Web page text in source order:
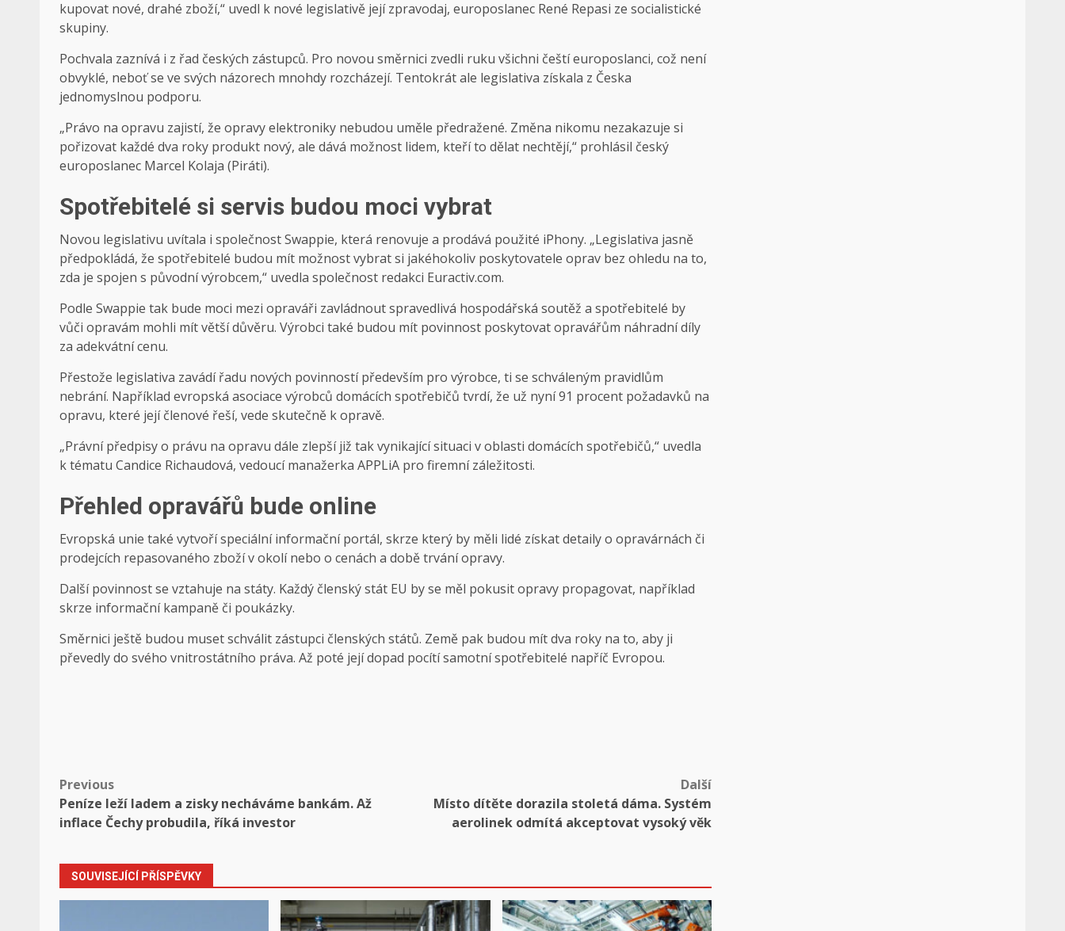
kupovat nové, drahé zboží,“ uvedl k nové legislativě její zpravodaj, europoslanec René Repasi ze socialistické
skupiny.
Pochvala zaznívá i z řad českých zástupců. Pro novou směrnici zvedli ruku všichni čeští europoslanci, což není
obvyklé, neboť se ve svých názorech mnohdy rozcházejí. Tentokrát ale legislativa získala z Česka
jednomyslnou podporu.
„Právo na opravu zajistí, že opravy elektroniky nebudou uměle předražené. Změna nikomu nezakazuje si
pořizovat každé dva roky produkt nový, ale dává možnost lidem, kteří to dělat nechtějí,“ prohlásil český
europoslanec Marcel Kolaja (Piráti).
Spotřebitelé si servis budou moci vybrat
Novou legislativu uvítala i společnost Swappie, která renovuje a prodává použité iPhony. „Legislativa jasně
předpokládá, že spotřebitelé budou mít možnost vybrat si jakéhokoliv poskytovatele oprav bez ohledu na to,
zda je spojen s původní výrobcem,“ uvedla společnost redakci Euractiv.com.
Podle Swappie tak bude moci mezi opraváři zavládnout spravedlivá hospodářská soutěž a spotřebitelé by
vůči opravám mohli mít větší důvěru. Výrobci také budou mít povinnost poskytovat opravářům náhradní díly
za adekvátní cenu.
Přestože legislativa zavádí řadu nových povinností především pro výrobce, ti se schváleným pravidlům
nebrání. Například evropská asociace výrobců domácích spotřebičů tvrdí, že už nyní 91 procent požadavků na
opravu, které její členové řeší, vede skutečně k opravě.
„Právní předpisy o právu na opravu dále zlepší již tak vynikající situaci v oblasti domácích spotřebičů,“ uvedla
k tématu Candice Richaudová, vedoucí manažerka APPLiA pro firemní záležitosti.
Přehled opravářů bude online
Evropská unie také vytvoří speciální informační portál, skrze který by měli lidé získat detaily o opravárnách či
prodejcích repasovaného zboží v okolí nebo o cenách a době trvání opravy.
Další povinnost se vztahuje na státy. Každý členský stát EU by se měl pokusit opravy propagovat, například
skrze informační kampaně či poukázky.
Směrnici ještě budou muset schválit zástupci členských států. Země pak budou mít dva roky na to, aby ji
převedly do svého vnitrostátního práva. Až poté její dopad pocítí samotní spotřebitelé napříč Evropou.
Post
navigation
Previous
Peníze leží ladem a zisky necháváme bankám. Až
inflace Čechy probudila, říká investor
Další
Místo dítěte dorazila stoletá dáma. Systém
aerolinek odmítá akceptovat vysoký věk
SOUVISEJÍCÍ PŘÍSPĚVKY